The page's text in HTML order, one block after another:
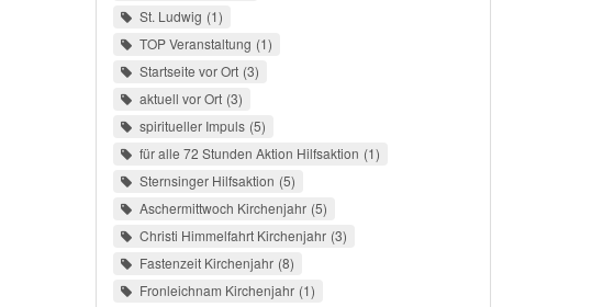
St. Ludwig 1
TOP Veranstaltung 1
Startseite vor Ort 3
aktuell vor Ort 3
spiritueller Impuls 5
für alle 72 Stunden Aktion Hilfsaktion 1
Sternsinger Hilfsaktion 5
Aschermittwoch Kirchenjahr 5
Christi Himmelfahrt Kirchenjahr 3
Fastenzeit Kirchenjahr 8
Fronleichnam Kirchenjahr 1